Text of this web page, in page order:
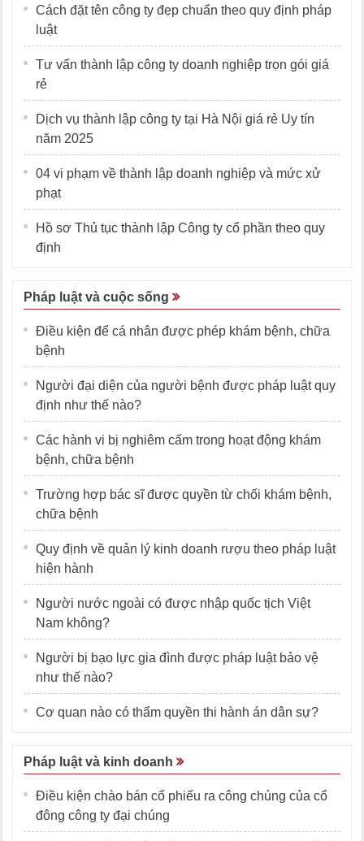
Cách đặt tên công ty đẹp chuẩn theo quy định pháp
luật
Tư vấn thành lập công ty doanh nghiệp trọn gói giá
rẻ
Dịch vụ thành lập công ty tại Hà Nội giá rẻ Uy tín
năm 2025
04 vi phạm về thành lập doanh nghiệp và mức xử
phạt
Hồ sơ Thủ tục thành lập Công ty cổ phần theo quy
định
Pháp luật và cuộc sống
Điều kiện để cá nhân được phép khám bệnh, chữa
bệnh
Người đại diện của người bệnh được pháp luật quy
định như thế nào?
Các hành vi bị nghiêm cấm trong hoạt động khám
bệnh, chữa bệnh
Trường hợp bác sĩ được quyền từ chối khám bệnh,
chữa bệnh
Quy định về quản lý kinh doanh rượu theo pháp luật
hiện hành
Người nước ngoài có được nhập quốc tịch Việt
Nam không?
Người bị bạo lực gia đình được pháp luật bảo vệ
như thế nào?
Cơ quan nào có thẩm quyền thi hành án dân sự?
Pháp luật và kinh doanh
Điều kiện chào bán cổ phiếu ra công chúng của cổ
đông công ty đại chúng